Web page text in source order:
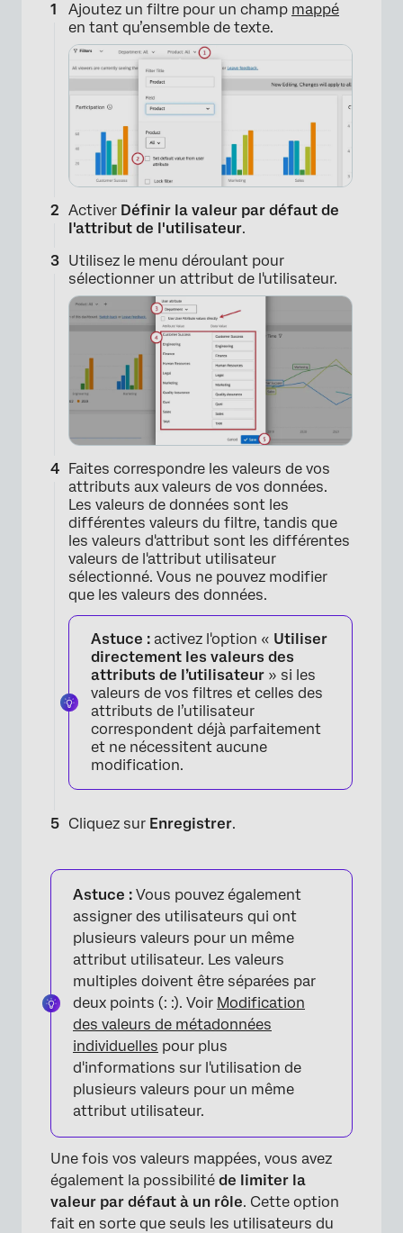
×
Ajoutez un filtre pour un champ mappé
en tant qu’ensemble de texte.
Activer Définir la valeur par défaut de
l'attribut de l'utilisateur.
Utilisez le menu déroulant pour
sélectionner un attribut de l'utilisateur.
Faites correspondre les valeurs de vos
attributs aux valeurs de vos données.
Les valeurs de données sont les
différentes valeurs du filtre, tandis que
les valeurs d'attribut sont les différentes
valeurs de l'attribut utilisateur
sélectionné. Vous ne pouvez modifier
que les valeurs des données.
Astuce : activez l'option « Utiliser
directement les valeurs des
attributs de l’utilisateur » si les
valeurs de vos filtres et celles des
attributs de l’utilisateur
correspondent déjà parfaitement
et ne nécessitent aucune
modification.
Cliquez sur Enregistrer.
Astuce : Vous pouvez également
assigner des utilisateurs qui ont
plusieurs valeurs pour un même
attribut utilisateur. Les valeurs
multiples doivent être séparées par
deux points (: :). Voir Modification
des valeurs de métadonnées
individuelles pour plus
d'informations sur l'utilisation de
plusieurs valeurs pour un même
attribut utilisateur.
Une fois vos valeurs mappées, vous avez
également la possibilité de limiter la
valeur par défaut à un rôle. Cette option
fait en sorte que seuls les utilisateurs du